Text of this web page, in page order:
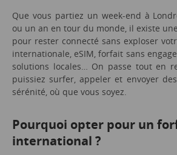
Que vous partiez un week-end à
ou un an en tour du monde, il existe
pour rester connecté sans exploser
internationale, eSIM, forfait sans
solutions locales… On passe tout en
puissiez surfer, appeler et envoyer
sérénité, où que vous soyez.
Pourquoi opter pour un
international ?